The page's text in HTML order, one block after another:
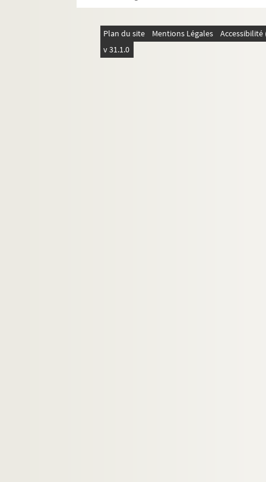
Plan du site Mentions Légales
v 31.1.0